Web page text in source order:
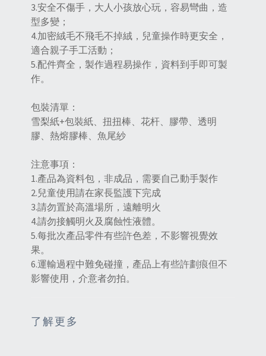
3.安全不傷手，大人小孩放心玩，容易彎曲，造
型多變；
4.加密絨毛不飛毛不掉絨，兒童操作時更安全，
適合親子手工活動‌；
5.配件齊全，製作過程易操作，資料到手即可製
作。
包裝清單：
雪梨紙+包裝紙、扭扭棒、花杆、膠帶、透明
膠、熱熔膠棒、魚尾紗
注意事項：
1.產品為資料包，非成品，需要自己動手製作
2.兒童使用請在家長監護下完成
3.請勿置於高溫場所，遠離明火
4.請勿接觸明火及腐蝕性液體。
5.每批次產品零件有些許色差，不影響視覺效
果。
6.運輸過程中難免碰撞，產品上有些許劃痕但不
影響使用，介意者勿拍。
了解更多